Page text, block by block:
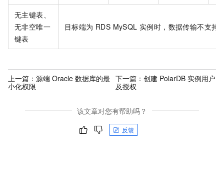
无主键表、
无非空唯一
键表
目标端为 RDS MySQL 实例时，数据传输不支持
上一篇： 源端 Oracle 数据库的最
小化权限
下一篇：创建 PolarDB 实例用户
及授权
该文章对您有帮助吗？
反馈